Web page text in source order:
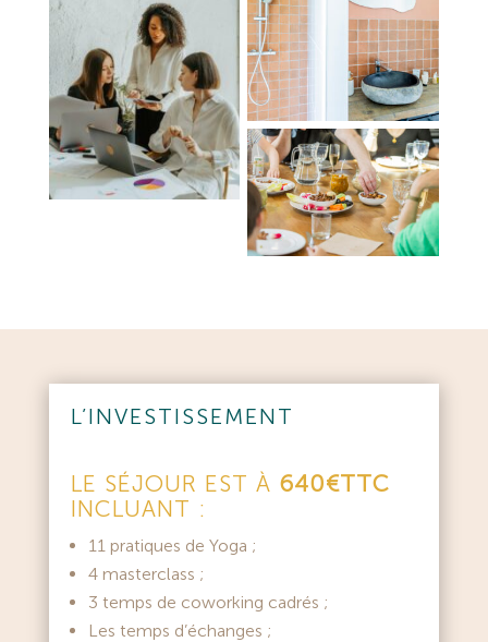
L’INVESTISSEMENT
LE SÉJOUR EST À 640€TTC
INCLUANT :
11 pratiques de Yoga ;
4 masterclass ;
3 temps de coworking cadrés ;
Les temps d’échanges ;